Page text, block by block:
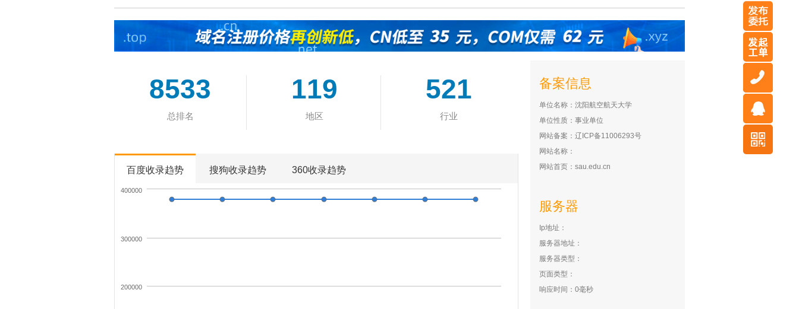
8533
总排名
119
地区
521
行业
百度收录趋势 搜狗收录趋势 360收录趋势
200000
300000
400000
备案信息
单位名称：沈阳航空航天大学
单位性质：事业单位
网站备案：辽ICP备11006293号
网站名称：
网站首页：sau.edu.cn
服务器
Ip地址：
服务器地址：
服务器类型：
页面类型：
响应时间：0毫秒